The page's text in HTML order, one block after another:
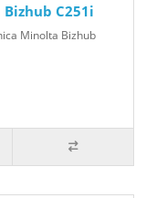
C251i
Minolta Bizhub